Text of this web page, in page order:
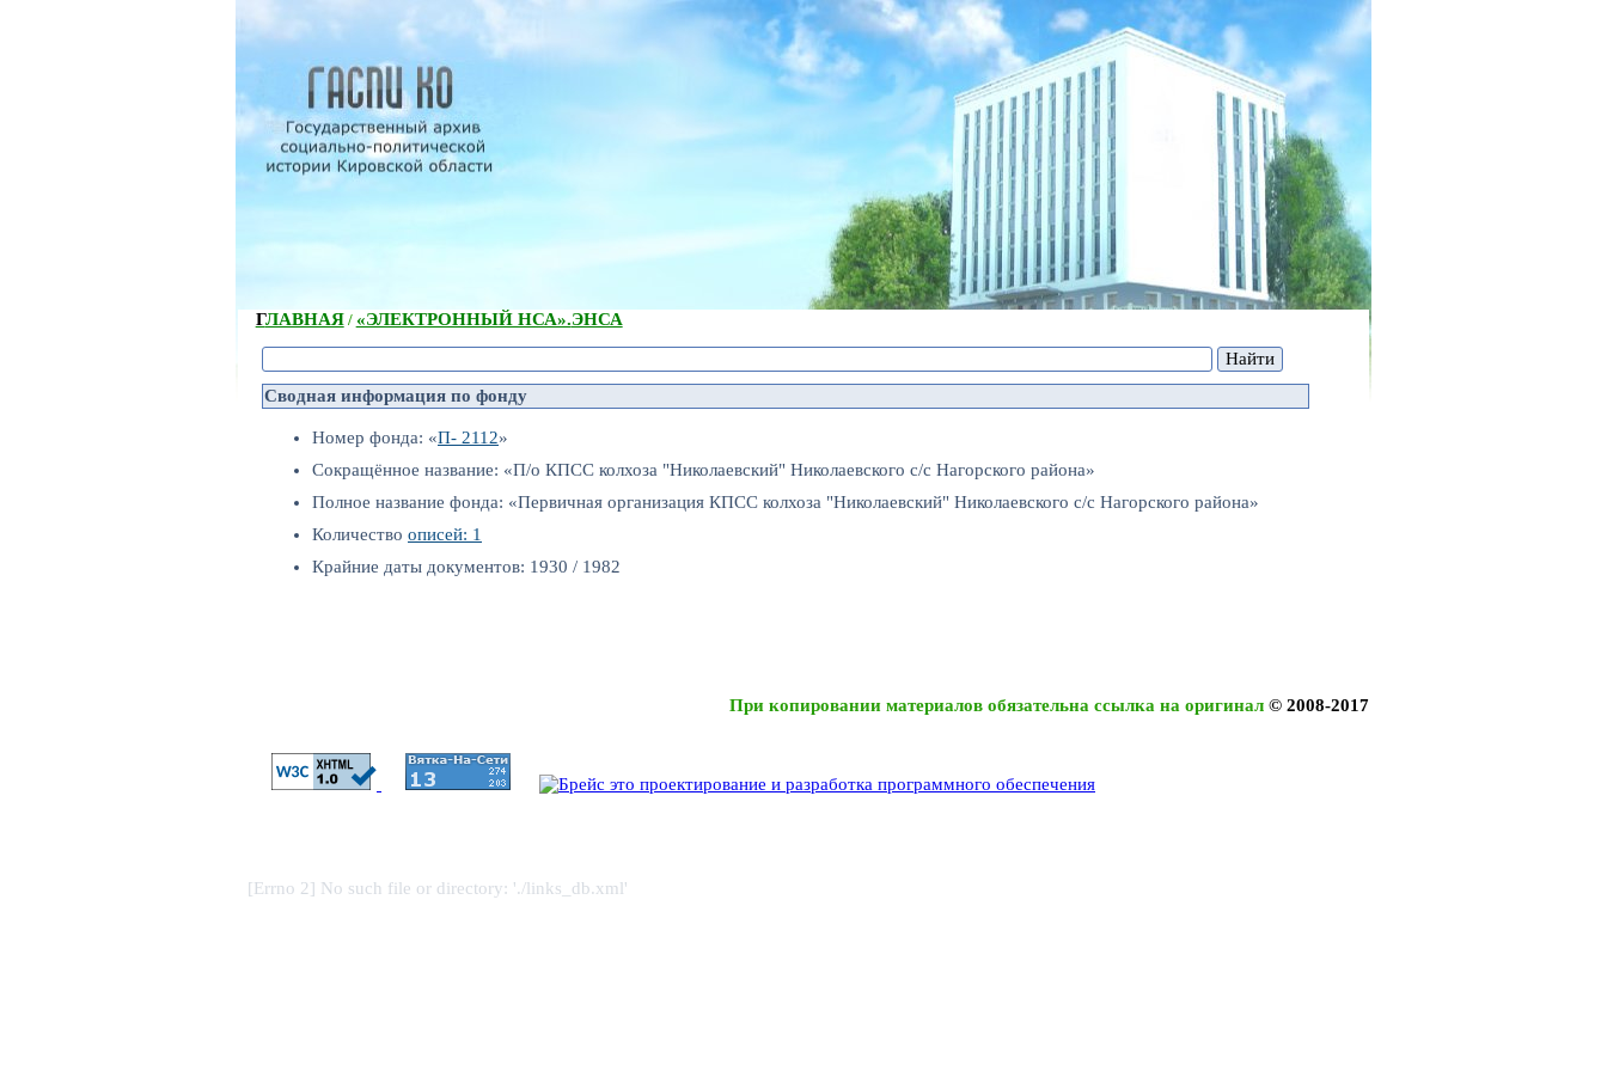
ГЛАВНАЯ/ «ЭЛЕКТРОННЫЙ НСА».ЭНСА
Сводная информация по фонду
Номер фонда: «П- 2112»
Сокращённое название: «П/о КПСС колхоза "Николаевский" Николаевского с/с Нагорского района»
Полное название фонда: «Первичная организация КПСС колхоза "Николаевский" Николаевского с/с Нагорского района»
Количество описей: 1
Крайние даты документов: 1930 / 1982
При копировании материалов обязательна ссылка на оригинал © 2008-2017
[Errno 2] No such file or directory: './links_db.xml'